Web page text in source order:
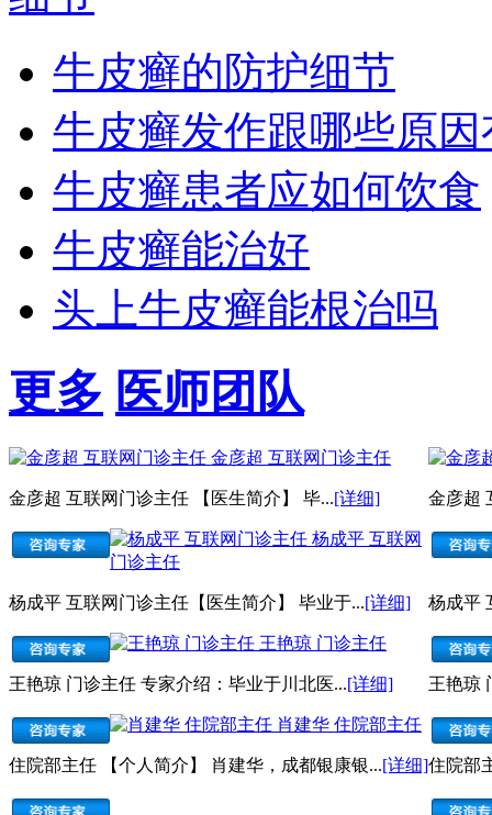
牛皮癣的防护细节
牛皮癣发作跟哪些原因
牛皮癣患者应如何饮食
牛皮癣能治好
头上牛皮癣能根治吗
更多 医师团队
金彦超 互联网门诊主任
金彦超 互联网门诊主任 【医生简介】 毕...[详细]
杨成平 互联网
门诊主任
杨成平 互联网门诊主任【医生简介】 毕业于...[详细]
王艳琼 门诊主任
王艳琼 门诊主任 专家介绍：毕业于川北医...[详细]
肖建华 住院部主任
住院部主任 【个人简介】 肖建华，成都银康银...[详细]
金彦超
杨成平
王艳琼
住院部